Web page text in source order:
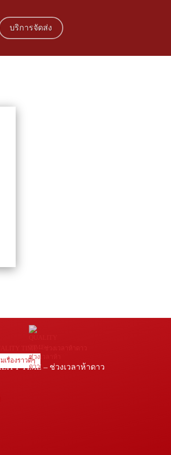
บริการจัดส่ง
เรื่องราวดีๆ
TIME – ช่วงเวลาห้าดาว